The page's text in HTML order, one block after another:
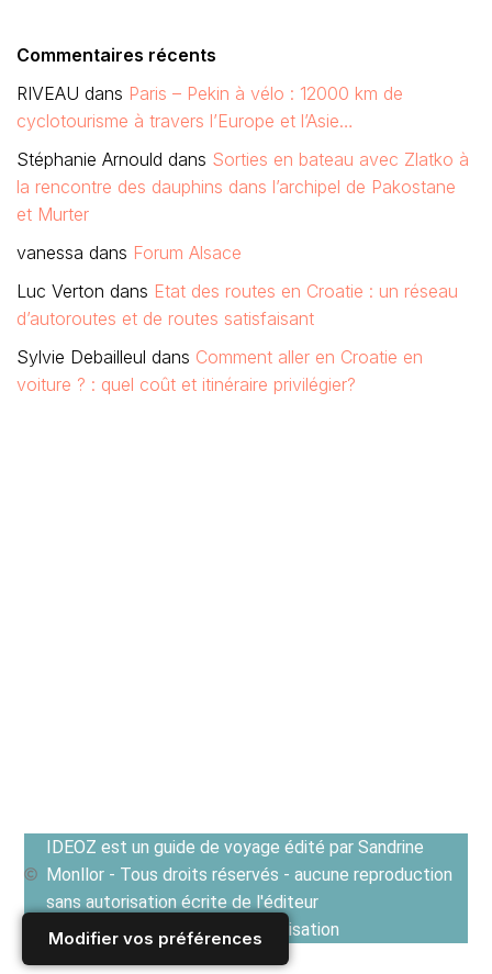
Modifier vos préférences
Commentaires récents
RIVEAU dans Paris – Pekin à vélo : 12000 km de
cyclotourisme à travers l’Europe et l’Asie…
Stéphanie Arnould dans Sorties en bateau avec Zlatko à
la rencontre des dauphins dans l’archipel de Pakostane
et Murter
vanessa dans Forum Alsace
Luc Verton dans Etat des routes en Croatie : un réseau
d’autoroutes et de routes satisfaisant
Sylvie Debailleul dans Comment aller en Croatie en
voiture ? : quel coût et itinéraire privilégier?
IDEOZ est un guide de voyage édité par Sandrine
Monllor - Tous droits réservés - aucune reproduction
sans autorisation écrite de l'éditeur
Voir les Conditions générales d'utilisation